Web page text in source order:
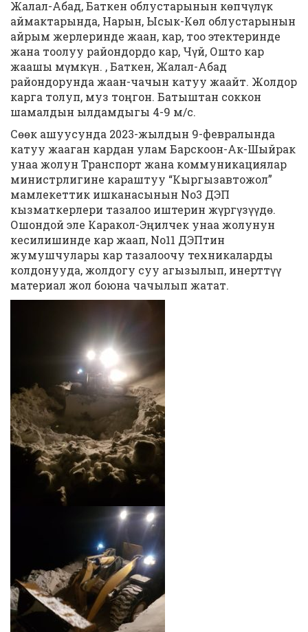
Жалал-Абад, Баткен облустарынын көпчүлүк
аймактарында, Нарын, Ысык-Көл облустарынын
айрым жерлеринде жаан, кар, тоо этектеринде
жана тоолуу райондордо кар, Чүй, Ошто кар
жаашы мүмкүн. , Баткен, Жалал-Абад
райондорунда жаан-чачын катуу жаайт. Жолдор
карга толуп, муз тоңгон. Батыштан соккон
шамалдын ылдамдыгы 4-9 м/с.
Сөөк ашуусунда 2023-жылдын 9-февралында
катуу жааган кардан улам Барскоон-Ак-Шыйрак
унаа жолун Транспорт жана коммуникациялар
министрлигине караштуу “Кыргызавтожол”
мамлекеттик ишканасынын No3 ДЭП
кызматкерлери тазалоо иштерин жүргүзүүдө.
Ошондой эле Каракол-Эңилчек унаа жолунун
кесилишинде кар жаап, No11 ДЭПтин
жумушчулары кар тазалоочу техникаларды
колдонууда, жолдогу суу агызылып, инерттүү
материал жол боюна чачылып жатат.